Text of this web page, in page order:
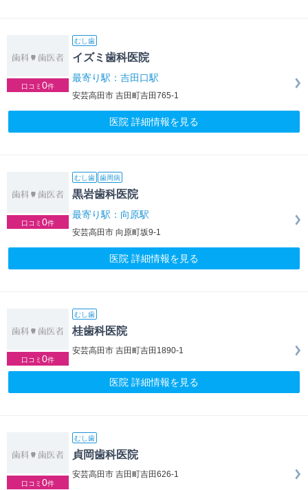
口コミ 0件
むし歯
イズミ歯科医院
最寄り駅：吉田口駅
安芸高田市 吉田町吉田765-1
医院 詳細情報を見る
口コミ 0件
むし歯 歯周病
黒岩歯科医院
最寄り駅：向原駅
安芸高田市 向原町坂9-1
医院 詳細情報を見る
口コミ 0件
むし歯
桂歯科医院
安芸高田市 吉田町吉田1890-1
医院 詳細情報を見る
口コミ 0件
むし歯
貞岡歯科医院
安芸高田市 吉田町吉田626-1